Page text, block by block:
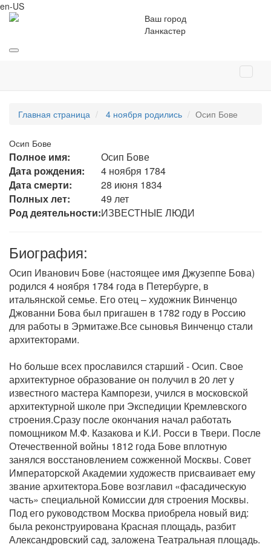
en-US
Ваш город
Ланкастер
Главная страница 4 ноября родились Осип Бове
Осип Бове
Полное имя:
Осип Бове
Дата рождения:
4 ноября 1784
Дата смерти:
28 июня 1834
Полных лет:
49 лет
Род деятельности:ИЗВЕСТНЫЕ ЛЮДИ
Биография:
Осип Иванович Бове (настоящее имя Джузеппе Бова)
родился 4 ноября 1784 года в Петербурге, в
итальянской семье. Его отец – художник Винченцо
Джованни Бова был пригашен в 1782 году в Россию
для работы в Эрмитаже.Все сыновья Винченцо стали
архитекторами.
Но больше всех прославился старший - Осип. Свое
архитектурное образование он получил в 20 лет у
известного мастера Кампорези, учился в московской
архитектурной школе при Экспедиции Кремлевского
строения.Сразу после окончания начал работать
помощником М.Ф. Казакова и К.И. Росси в Твери. После
Отечественной войны 1812 года Бове вплотную
занялся восстановлением сожженной Москвы. Совет
Императорской Академии художеств присваивает ему
звание архитектора.Бове возглавил «фасадическую
часть» специальной Комиссии для строения Москвы.
Под его руководством Москва приобрела новый вид:
была реконструирована Красная площадь, разбит
Александровский сад, заложена Театральная площадь.